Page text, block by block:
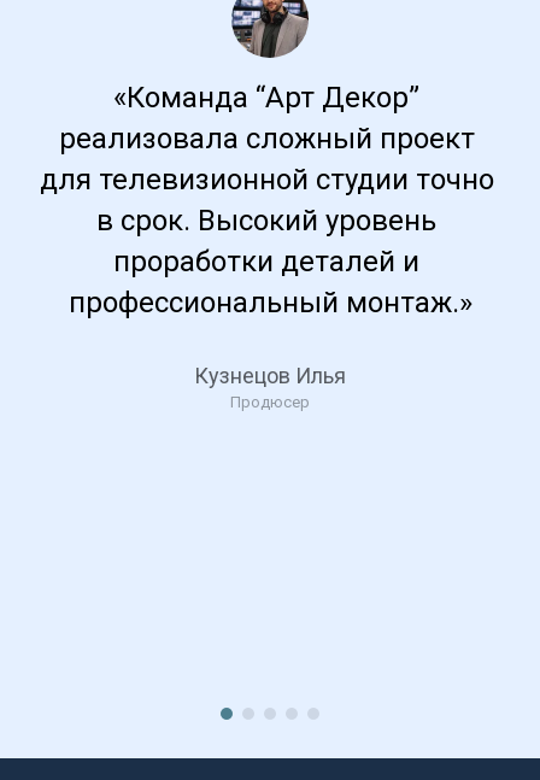
«Команда “Арт Декор”
реализовала сложный проект
для телевизионной студии точно
в срок. Высокий уровень
проработки деталей и
профессиональный монтаж.»
Кузнецов Илья
Продюсер